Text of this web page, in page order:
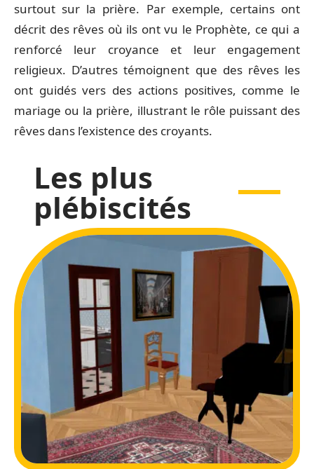
surtout sur la prière. Par exemple, certains ont
décrit des rêves où ils ont vu le Prophète, ce qui a
renforcé leur croyance et leur engagement
religieux. D’autres témoignent que des rêves les
ont guidés vers des actions positives, comme le
mariage ou la prière, illustrant le rôle puissant des
rêves dans l’existence des croyants.
Les plus
plébiscités